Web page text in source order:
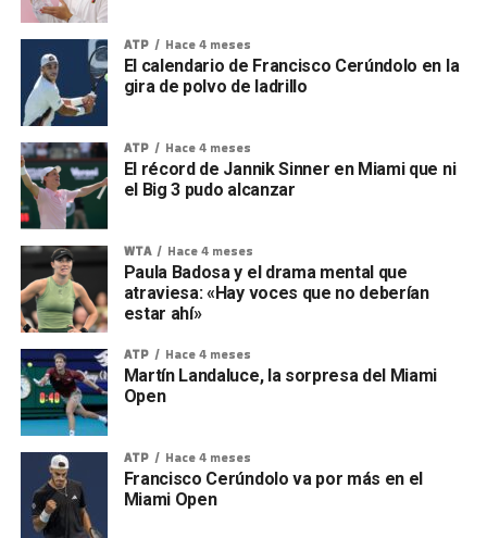
ATP Hace 4 meses
El calendario de Francisco Cerúndolo en la
gira de polvo de ladrillo
ATP Hace 4 meses
El récord de Jannik Sinner en Miami que ni
el Big 3 pudo alcanzar
WTA Hace 4 meses
Paula Badosa y el drama mental que
atraviesa: «Hay voces que no deberían
estar ahí»
ATP Hace 4 meses
Martín Landaluce, la sorpresa del Miami
Open
ATP Hace 4 meses
Francisco Cerúndolo va por más en el
Miami Open